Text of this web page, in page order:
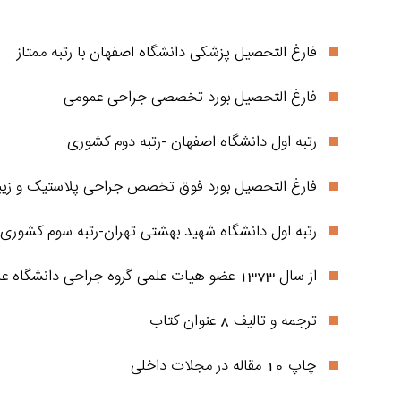
فارغ التحصیل پزشکی دانشگاه اصفهان با رتبه ممتاز
فارغ التحصیل بورد تخصصی جراحی عمومی
رتبه اول دانشگاه اصفهان -رتبه دوم کشوری
فارغ التحصیل بورد فوق تخصص جراحی پلاستیک و
رتبه اول دانشگاه شهید بهشتی تهران-رتبه سوم کشوری
از سال 1373 عضو هیات علمی گروه جراحی دانشگاه علوم پزشکی اصفهان
ترجمه و تالیف 8 عنوان کتاب
چاپ 10 مقاله در مجلات داخلی